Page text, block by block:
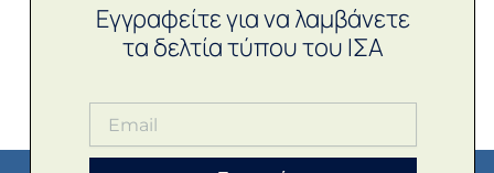
Εγγραφείτε για να λαμβάνετε
τα δελτία τύπου του ΙΣΑ